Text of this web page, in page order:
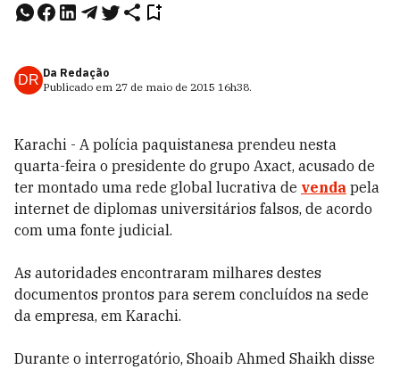
DR Da Redação
Publicado em 27 de maio de 2015 16h38.
Karachi - A polícia paquistanesa prendeu nesta
quarta-feira o presidente do grupo Axact, acusado de
ter montado uma rede global lucrativa de venda pela
internet de diplomas universitários falsos, de acordo
com uma fonte judicial.
As autoridades encontraram milhares destes
documentos prontos para serem concluídos na sede
da empresa, em Karachi.
Durante o interrogatório, Shoaib Ahmed Shaikh disse